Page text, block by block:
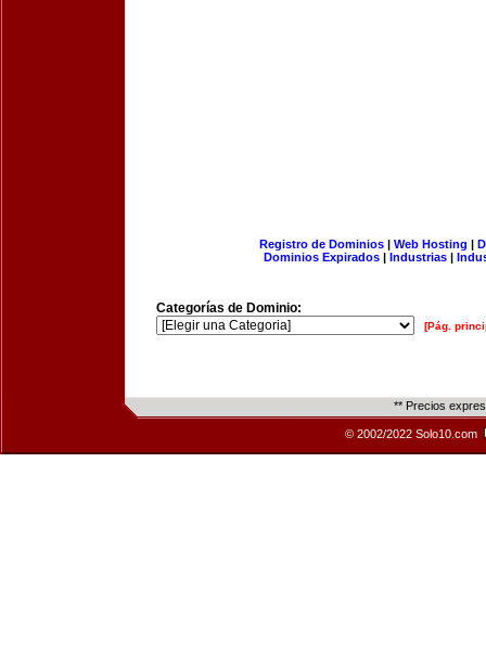
Registro de Dominios| Web Hosting |
Dominios Expirados | Industrias |
Categorías de Dominio:
[Pág.
** Precios
© 2002/2022 Solo10.com